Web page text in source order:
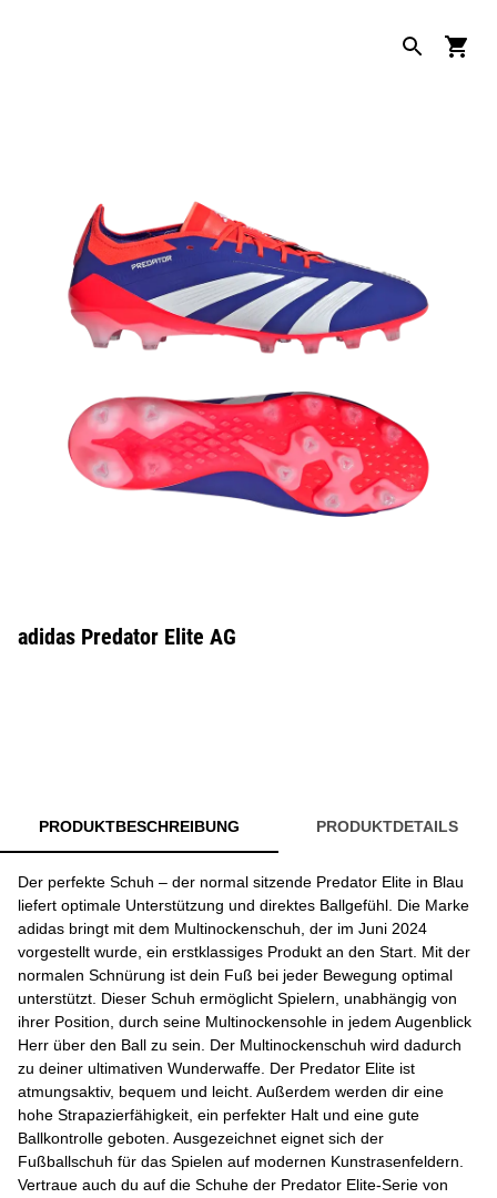
adidas Predator Elite AG
PRODUKTBESCHREIBUNG PRODUKTDETAILS
Der perfekte Schuh – der normal sitzende Predator Elite in Blau
liefert optimale Unterstützung und direktes Ballgefühl. Die Marke
adidas bringt mit dem Multinockenschuh, der im Juni 2024
vorgestellt wurde, ein erstklassiges Produkt an den Start. Mit der
normalen Schnürung ist dein Fuß bei jeder Bewegung optimal
unterstützt. Dieser Schuh ermöglicht Spielern, unabhängig von
ihrer Position, durch seine Multinockensohle in jedem Augenblick
Herr über den Ball zu sein. Der Multinockenschuh wird dadurch
zu deiner ultimativen Wunderwaffe. Der Predator Elite ist
atmungsaktiv, bequem und leicht. Außerdem werden dir eine
hohe Strapazierfähigkeit, ein perfekter Halt und eine gute
Ballkontrolle geboten. Ausgezeichnet eignet sich der
Fußballschuh für das Spielen auf modernen Kunstrasenfeldern.
Vertraue auch du auf die Schuhe der Predator Elite-Serie von